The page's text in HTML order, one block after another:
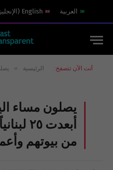
العربية English
(
أنت الآن تتصفح: الرئيسية » يصلون
يصلون مساء
أبعدت
من بيوتهم